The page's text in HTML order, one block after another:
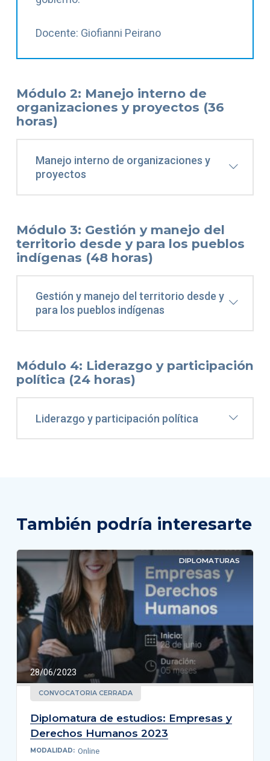
Docente: Giofianni Peirano
Módulo 2: Manejo interno de
organizaciones y proyectos (36
horas)
Manejo interno de organizaciones y
proyectos
Módulo 3: Gestión y manejo del
territorio desde y para los pueblos
indígenas (48 horas)
Gestión y manejo del territorio desde y
para los pueblos indígenas
Módulo 4: Liderazgo y participación
política (24 horas)
Liderazgo y participación política
También podría interesarte
DIPLOMATURAS
28/06/2023
CONVOCATORIA CERRADA
Diplomatura de estudios: Empresas y
Derechos Humanos 2023
MODALIDAD: Online